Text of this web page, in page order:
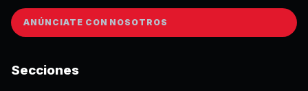
ANÚNCIATE CON NOSOTROS
Secciones